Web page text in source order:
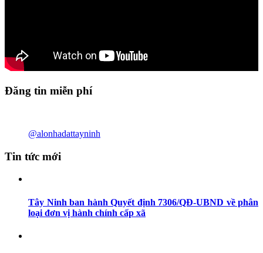
Đăng tin miễn phí
@alonhadattayninh
Tin tức mới
Tây Ninh ban hành Quyết định 7306/QĐ-UBND về phân
loại đơn vị hành chính cấp xã